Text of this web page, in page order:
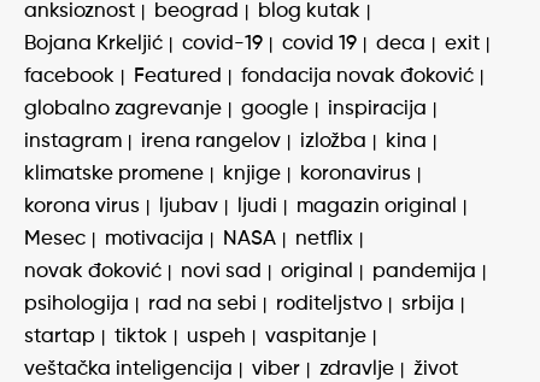
anksioznost beograd
blog kutak
Bojana Krkeljić
covid-19 covid 19 deca
exit
facebook
Featured
fondacija novak đoković
globalno zagrevanje
google
inspiracija
instagram
irena rangelov izložba
kina
klimatske promene
knjige
koronavirus
korona virus
ljubav ljudi
magazin original
Mesec
motivacija NASA
netflix
novak đoković
novi sad original
pandemija
psihologija
rad na sebi roditeljstvo
srbija
startap
tiktok uspeh
vaspitanje
veštačka inteligencija
viber zdravlje život